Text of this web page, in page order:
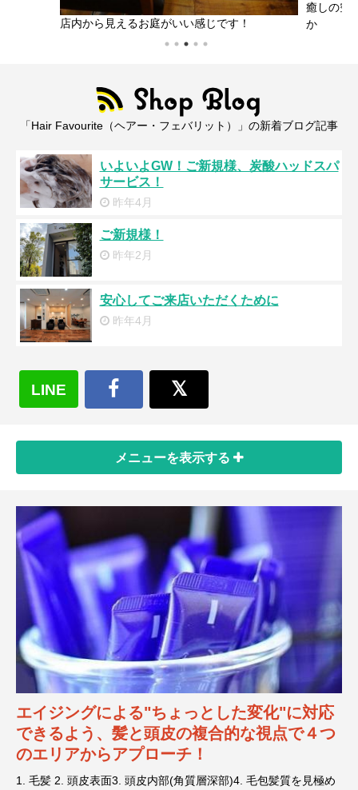
店内から見えるお庭がいい感じです！
癒しの空
か
「Hair Favourite（ヘアー・フェバリット）」の新着ブログ記事
いよいよGW！ご新規様、炭酸ハッドスパ
サービス！
昨年4月
ご新規様！
昨年2月
安心してご来店いただくために
昨年4月
その他の投稿を見る
LINE
メニューを表示する
エイジングによる"ちょっとした変化"に対応
できるよう、髪と頭皮の複合的な視点で４つ
のエリアからアプローチ！
1. 毛髪 2. 頭皮表面3. 頭皮内部(角質層深部)4. 毛包髪質を見極め